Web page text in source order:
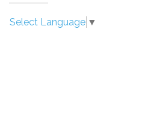
Select Language ▼